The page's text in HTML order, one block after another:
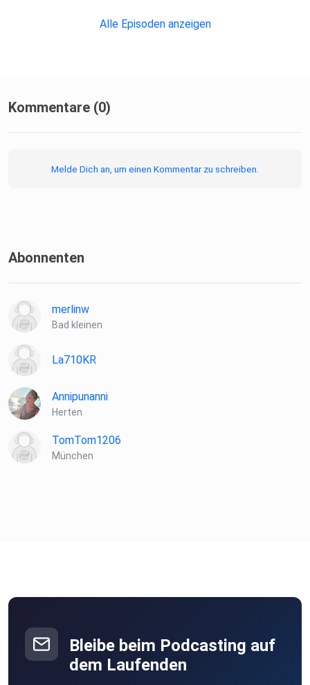
Alle Episoden anzeigen
Kommentare (0)
Melde Dich an, um einen Kommentar zu schreiben.
Abonnenten
merlinw
Bad kleinen
La710KR
Annipunanni
Herten
TomTom1206
München
Bleibe beim Podcasting auf
dem Laufenden